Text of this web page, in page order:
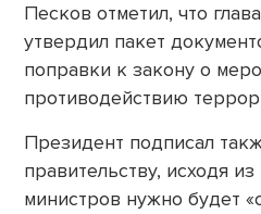
Песков отметил, что
утвердил пакет
поправки к закону о
противодействию
Президент подписал
правительству, исходя
министров нужно будет